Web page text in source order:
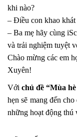
khi nào?
– Điều con khao khát
– Ba mẹ hãy cùng
và trải nghiệm tuyệt
Chào mừng các em
Xuyên!
Vớichủ đề “Mùa
hẹn sẽ mang đến
những hoạt động thú